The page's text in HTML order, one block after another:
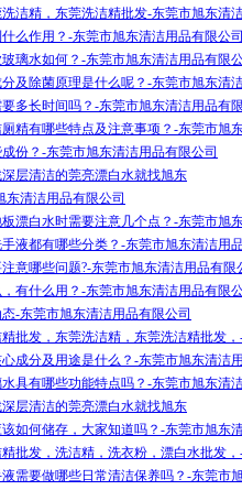
洁精，东莞洗洁精批发-东莞市旭东清
么作用？-东莞市旭东清洁用品有限公
璃水如何？-东莞市旭东清洁用品有限
及除菌原理是什么呢？-东莞市旭东清
多长时间吗？-东莞市旭东清洁用品有
精有哪些特点及注意事项？-东莞市旭
份？-东莞市旭东清洁用品有限公司
层清洁的莞亮漂白水就找旭东
东清洁用品有限公司
漂白水时需要注意几个点？-东莞市旭
液都有哪些分类？-东莞市旭东清洁用
意哪些问题?-东莞市旭东清洁用品有限
有什么用？-东莞市旭东清洁用品有限
-东莞市旭东清洁用品有限公司
批发，东莞洗洁精，东莞洗洁精批发
成分及用途是什么？-东莞市旭东清洁
具有哪些功能特点吗？-东莞市旭东清
层清洁的莞亮漂白水就找旭东
如何储存，大家知道吗？-东莞市旭东
批发，洗洁精，洗衣粉，漂白水批发
需要做哪些日常清洁保养吗？-东莞市